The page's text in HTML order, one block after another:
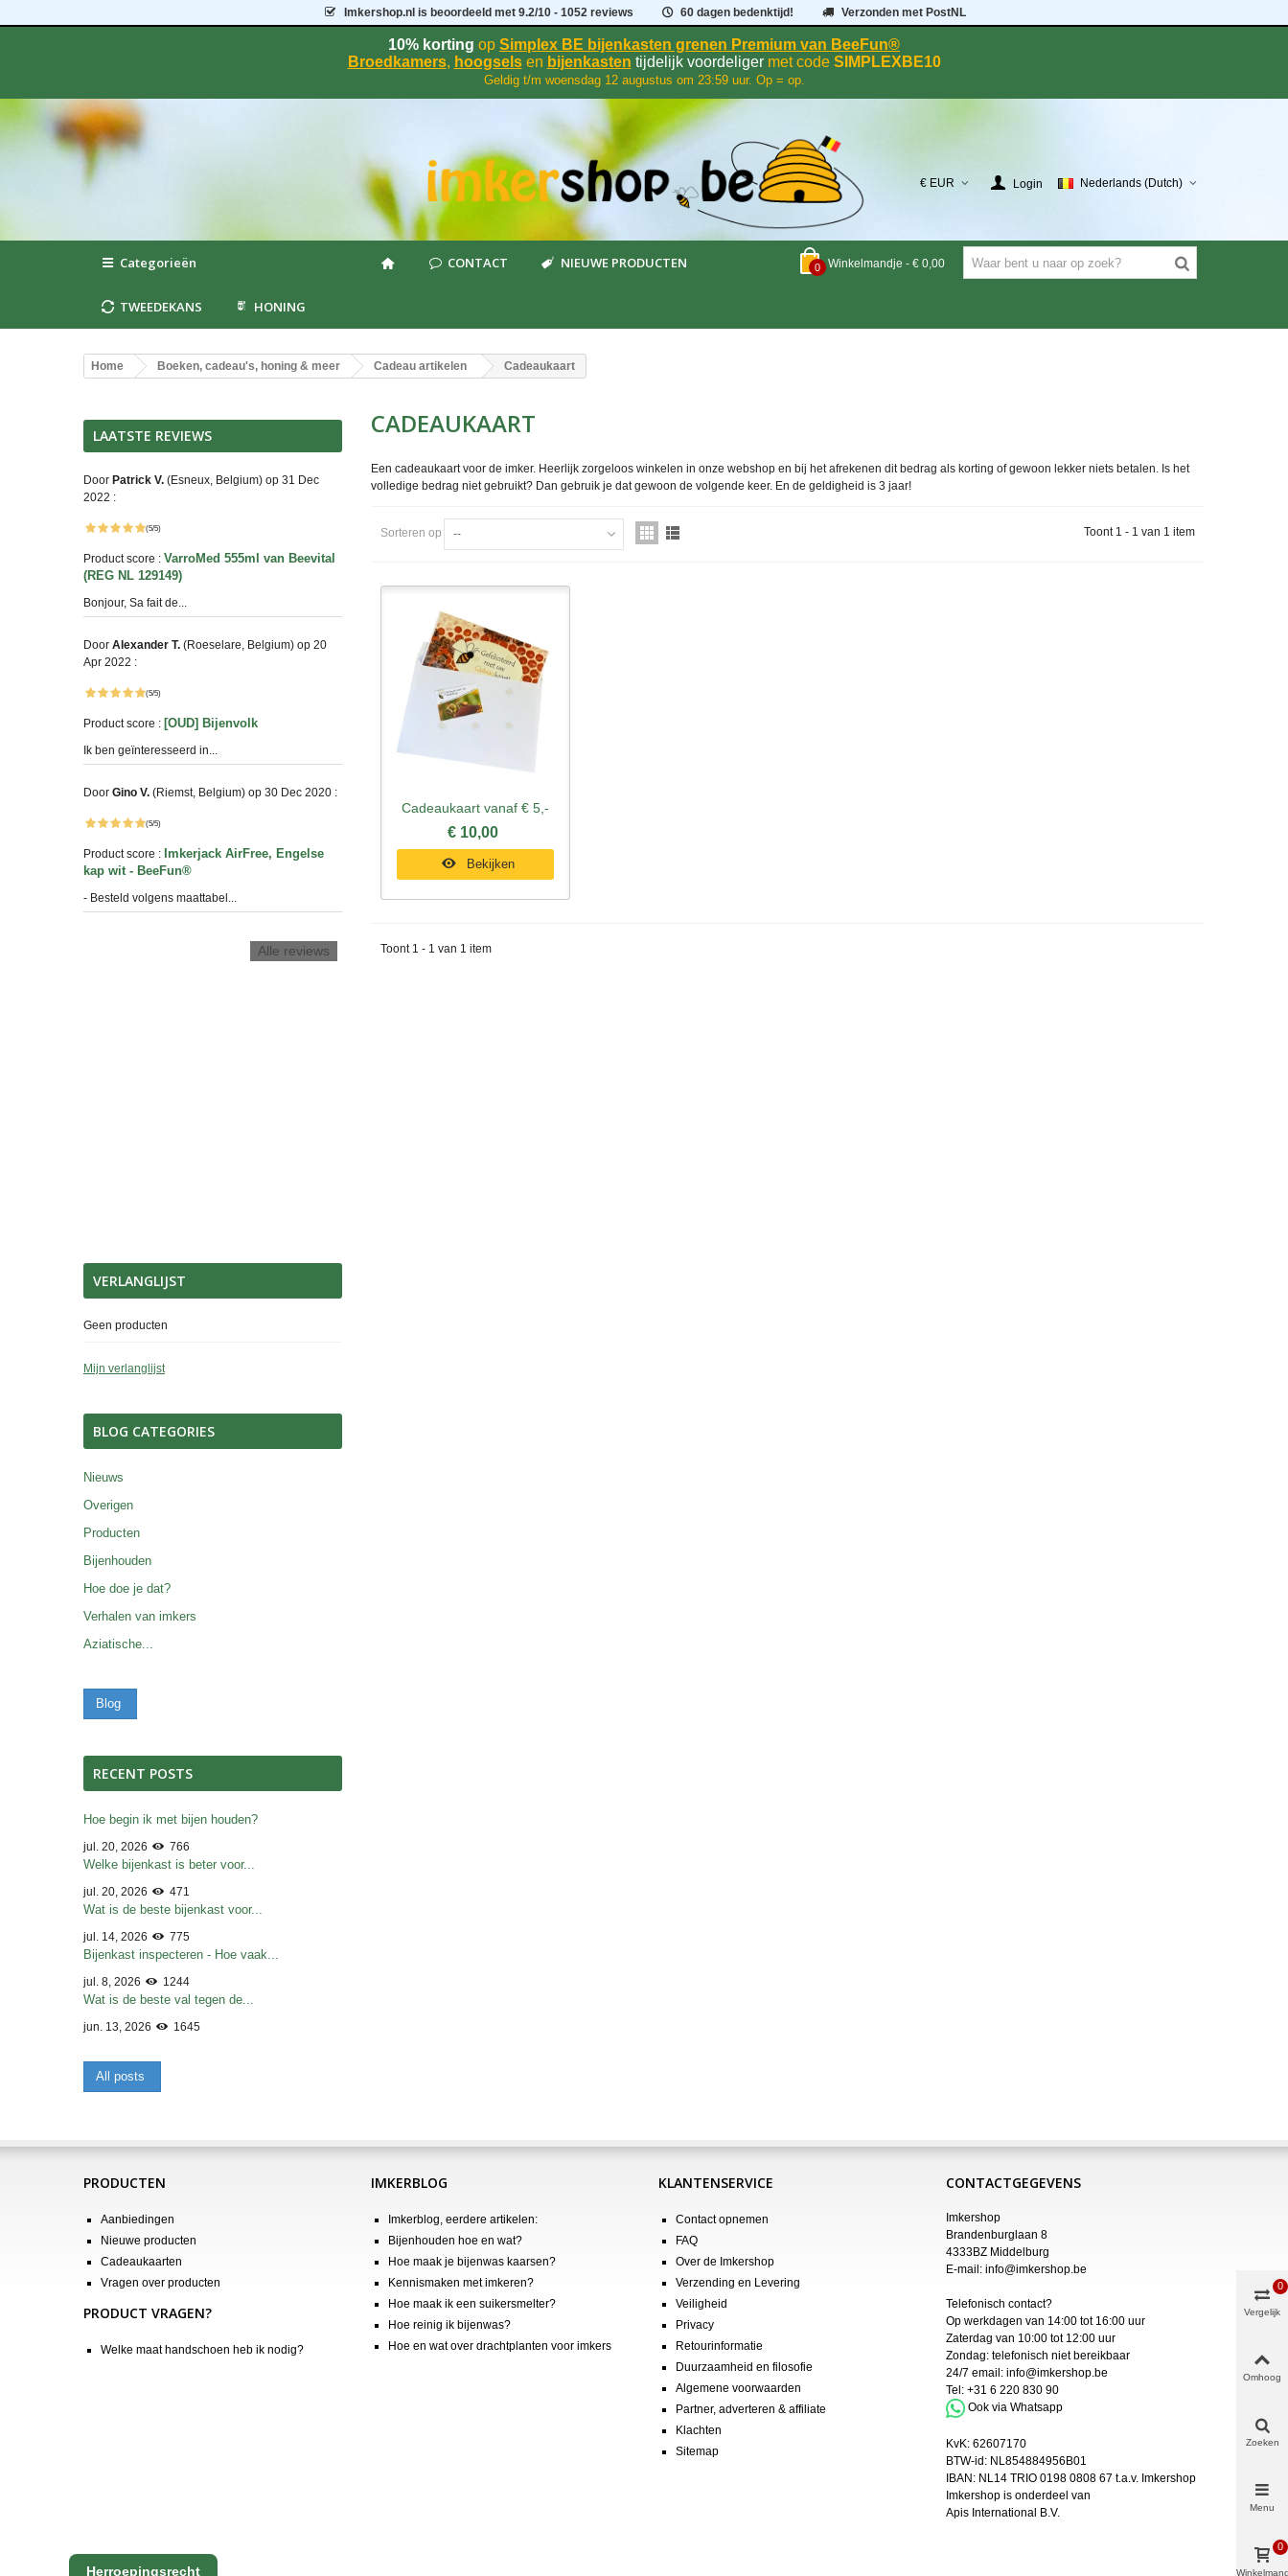
Imkershop.nl is beoordeeld met 9.2/10 - 1052 reviews 60 dagen bedenktijd! Verzonden met PostNL
10% korting op Simplex BE bijenkasten grenen Premium van BeeFun®
Broedkamers, hoogselsen bijenkasten tijdelijk voordeligermet codeSIMPLEXBE10
Geldig t/m woensdag 12 augustus om 23:59 uur. Op = op.
€ EUR Login Nederlands (Dutch)
0 Winkelmandje - € 0,00
Categorieën CONTACT NIEUWE PRODUCTEN
TWEEDEKANS HONING
Home Boeken, cadeau's, honing & meer Cadeau artikelen Cadeaukaart
LAATSTE REVIEWS
Door Patrick V. (Esneux, Belgium) op 31 Dec
2022 :
(5/5)
Product score : VarroMed 555ml van Beevital
(REG NL 129149)
Bonjour, Sa fait de...
Door Alexander T. (Roeselare, Belgium) op 20
Apr 2022 :
(5/5)
Product score : [OUD] Bijenvolk
Ik ben geïnteresseerd in...
Door Gino V. (Riemst, Belgium) op 30 Dec 2020 :
(5/5)
Product score : Imkerjack AirFree, Engelse
kap wit - BeeFun®
- Besteld volgens maattabel...
Alle reviews
VERLANGLIJST
Geen producten
Mijn verlanglijst
BLOG CATEGORIES
Nieuws
Overigen
Producten
Bijenhouden
Hoe doe je dat?
Verhalen van imkers
Aziatische...
Blog
RECENT POSTS
Hoe begin ik met bijen houden?
jul. 20, 2026 766
Welke bijenkast is beter voor...
jul. 20, 2026 471
Wat is de beste bijenkast voor...
jul. 14, 2026 775
Bijenkast inspecteren - Hoe vaak...
jul. 8, 2026 1244
Wat is de beste val tegen de...
jun. 13, 2026 1645
All posts
CADEAUKAART
Een cadeaukaart voor de imker. Heerlijk zorgeloos winkelen in onze webshop en bij het afrekenen dit bedrag als korting of gewoon lekker niets betalen. Is het
volledige bedrag niet gebruikt? Dan gebruik je dat gewoon de volgende keer. En de geldigheid is 3 jaar!
Sorteren op -- Toont 1 - 1 van 1 item
Snel bekijken
Cadeaukaart vanaf € 5,-
€ 10,00
Bekijken
Toont 1 - 1 van 1 item
PRODUCTEN
Aanbiedingen
Nieuwe producten
Cadeaukaarten
Vragen over producten
PRODUCT VRAGEN?
Welke maat handschoen heb ik nodig?
IMKERBLOG
Imkerblog, eerdere artikelen:
Bijenhouden hoe en wat?
Hoe maak je bijenwas kaarsen?
Kennismaken met imkeren?
Hoe maak ik een suikersmelter?
Hoe reinig ik bijenwas?
Hoe en wat over drachtplanten voor imkers
KLANTENSERVICE
Contact opnemen
FAQ
Over de Imkershop
Verzending en Levering
Veiligheid
Privacy
Retourinformatie
Duurzaamheid en filosofie
Algemene voorwaarden
Partner, adverteren & affiliate
Klachten
Sitemap
CONTACTGEGEVENS
Imkershop
Brandenburglaan 8
4333BZ Middelburg
E-mail: info@imkershop.be
Telefonisch contact?
Op werkdagen van 14:00 tot 16:00 uur
Zaterdag van 10:00 tot 12:00 uur
Zondag: telefonisch niet bereikbaar
24/7 email: info@imkershop.be
Tel: +31 6 220 830 90
Ook via Whatsapp
KvK: 62607170
BTW-id: NL854884956B01
IBAN: NL14 TRIO 0198 0808 67 t.a.v. Imkershop
Imkershop is onderdeel van
Apis International B.V.
Herroepingsrecht
Vergelijk
0
Omhoog
Zoeken
Menu
0